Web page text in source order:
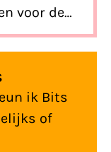
voor de
ik Bits
of